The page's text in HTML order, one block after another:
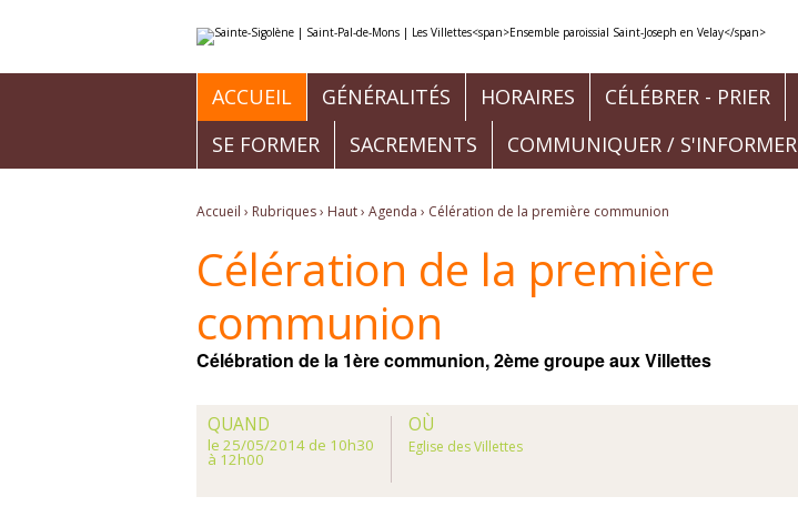
contenu.
ACCUEIL GÉNÉRALITÉS HORAIRES CÉLÉBRER - PRIER
SE FORMER
SACREMENTS COMMUNIQUER / S'INFORMER
Accueil › Rubriques› Haut› Agenda › Célération de la première communion
Célération de la première
communion
Célébration de la 1ère communion, 2ème groupe aux Villettes
QUAND
le 25/05/2014 de 10h30
à 12h00
OÙ
Eglise des Villettes